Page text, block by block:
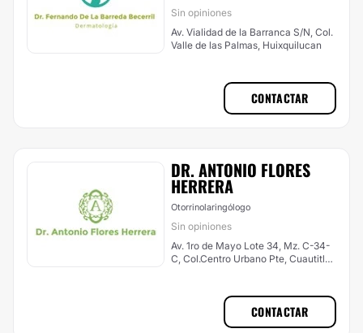
Sin opiniones
Av. Vialidad de la Barranca S/N, Col.
Valle de las Palmas, Huixquilucan
CONTACTAR
DR. ANTONIO FLORES
HERRERA
Otorrinolaringólogo
Sin opiniones
Av. 1ro de Mayo Lote 34, Mz. C-34-
C, Col.Centro Urbano Pte, Cuautitlán
CONTACTAR